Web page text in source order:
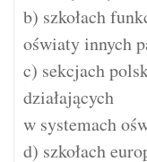
b) szkołach
oświaty innych
c) sekcjach
działających
w systemach
d) szkołach